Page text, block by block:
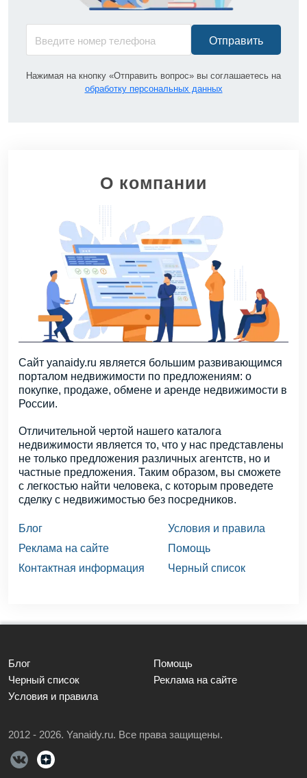
Отправить
Нажимая на кнопку «Отправить вопрос» вы соглашаетесь на
обработку персональных данных
О компании
Сайт yanaidy.ru является большим развивающимся
порталом недвижимости по предложениям: о
покупке, продаже, обмене и аренде недвижимости в
России.
Отличительной чертой нашего каталога
недвижимости является то, что у нас представлены
не только предложения различных агентств, но и
частные предложения. Таким образом, вы сможете
с легкостью найти человека, с которым проведете
сделку с недвижимостью без посредников.
Блог
Условия и правила
Реклама на сайте
Помощь
Контактная информация
Черный список
Блог
Помощь
Черный список
Реклама на сайте
Условия и правила
2012 - 2026. Yanaidy.ru. Все права защищены.